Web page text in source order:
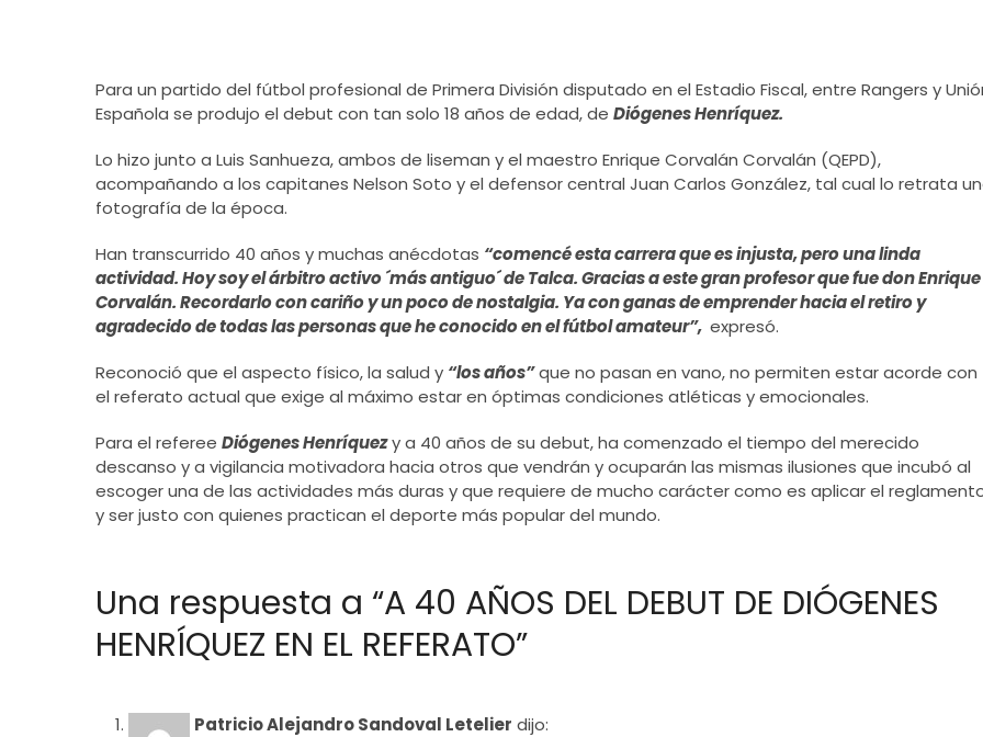
Para un partido del fútbol profesional de Primera División disputado en el Estadio Fiscal, entre Rangers y
Española se produjo el debut con tan solo 18 años de edad, de Diógenes Henríquez.
Lo hizo junto a Luis Sanhueza, ambos de liseman y el maestro Enrique Corvalán Corvalán (QEPD),
acompañando a los capitanes Nelson Soto y el defensor central Juan Carlos González, tal cual lo retrata
fotografía de la época.
Han transcurrido 40 años y muchas anécdotas “comencé esta carrera que es injusta, pero una linda
actividad. Hoy soy el árbitro activo ´más antiguo´ de Talca. Gracias a este gran profesor que fue don Enrique
Corvalán. Recordarlo con cariño y un poco de nostalgia. Ya con ganas de emprender hacia el retiro y
agradecido de todas las personas que he conocido en el fútbol amateur”, expresó.
Reconoció que el aspecto físico, la salud y “los años”que no pasan en vano, no permiten estar acorde con
el referato actual que exige al máximo estar en óptimas condiciones atléticas y emocionales.
Para el referee Diógenes Henríquezy a 40 años de su debut, ha comenzado el tiempo del merecido
descanso y a vigilancia motivadora hacia otros que vendrán y ocuparán las mismas ilusiones que incubó al
escoger una de las actividades más duras y que requiere de mucho carácter como es aplicar el
y ser justo con quienes practican el deporte más popular del mundo.
Una respuesta a “A 40 AÑOS DEL DEBUT DE DIÓGENES
HENRÍQUEZ EN EL REFERATO”
Patricio Alejandro Sandoval Letelier dijo: